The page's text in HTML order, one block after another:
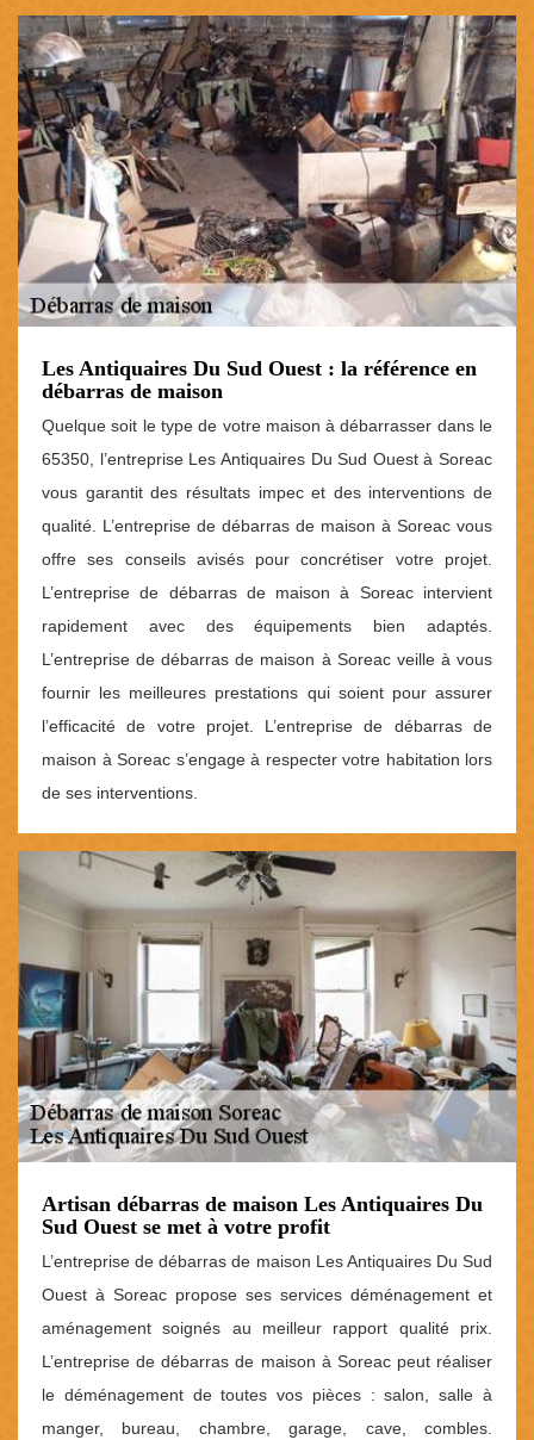
Les Antiquaires Du Sud Ouest : la référence en
débarras de maison
Quelque soit le type de votre maison à débarrasser dans le
65350, l’entreprise Les Antiquaires Du Sud Ouest à Soreac
vous garantit des résultats impec et des interventions de
qualité. L’entreprise de débarras de maison à Soreac vous
offre ses conseils avisés pour concrétiser votre projet.
L’entreprise de débarras de maison à Soreac intervient
rapidement avec des équipements bien adaptés.
L’entreprise de débarras de maison à Soreac veille à vous
fournir les meilleures prestations qui soient pour assurer
l’efficacité de votre projet. L’entreprise de débarras de
maison à Soreac s’engage à respecter votre habitation lors
de ses interventions.
Artisan débarras de maison Les Antiquaires Du
Sud Ouest se met à votre profit
L’entreprise de débarras de maison Les Antiquaires Du Sud
Ouest à Soreac propose ses services déménagement et
aménagement soignés au meilleur rapport qualité prix.
L’entreprise de débarras de maison à Soreac peut réaliser
le déménagement de toutes vos pièces : salon, salle à
manger, bureau, chambre, garage, cave, combles.